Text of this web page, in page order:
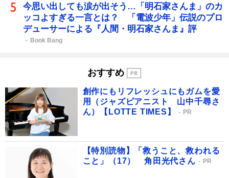
今思い出しても涙が出そう…「明石家さんま」のカ
ッコよすぎる一言とは？ 「電波少年」伝説のプロ
デューサーによる『人間・明石家さんま』評
Book Bang
おすすめ
創作にもリフレッシュにもガムを愛
用（ジャズピアニスト 山中千尋さ
ん）【LOTTE TIMES】
PR
【特別読物】「救うこと、救われる
こと」（17） 角田光代さん
PR